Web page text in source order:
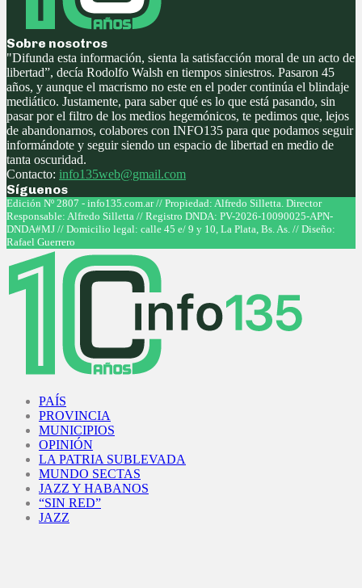
Sobre nosotros
"Difunda esta información, sienta la satisfacción moral de un acto de
libertad”, decía Rodolfo Walsh en tiempos siniestros. Pasaron 45
años, y aunque el macrismo no este en el poder continúa el blindaje
mediático. Justamente, para saber qué es lo que está pasando, sin
pasar por el filtro de los medios hegemónicos, te pedimos que, lejos
de abandonarnos, colabores con INFO135 para que podamos seguir
informándote y seguir siendo un espacio de libertad en medio de
tanta oscuridad.
Contacto: info135web@gmail.com
Síguenos
Facebook
Twitter
Instagram
Youtube
Edición Nº 2807 - info135.com.ar // Propiedad: Alfredo Silletta. Director
Responsable: Alfredo Silletta // Registro DNDA: PV-2026-10090025-APN-
DNDA#MJ // Domicilio legal: calle 45 e/ 9 y 10, La Plata, Bs. As. // Diseño:
Rafael Guerrero
PAÍS
PROVINCIA
MUNICIPIOS
OPINIÓN
LA PATRIA SUBLEVADA
MUNDO SECTAS
JAZZ Y HABANOS
“SIN RED”
JAZZ